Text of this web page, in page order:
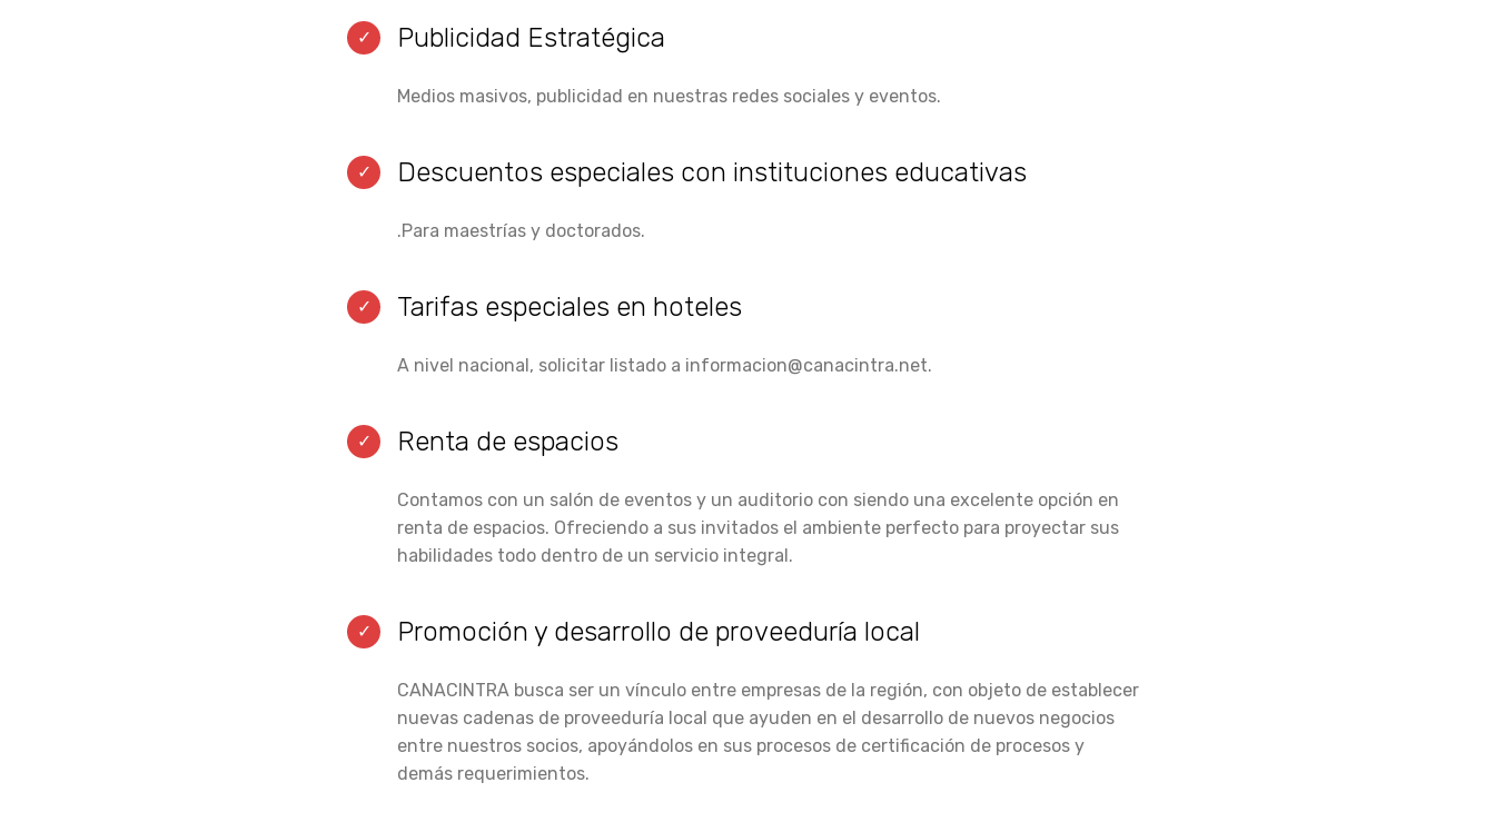
Publicidad Estratégica
Medios masivos, publicidad en nuestras redes sociales y eventos.
Descuentos especiales con instituciones educativas
.Para maestrías y doctorados.
Tarifas especiales en hoteles
A nivel nacional, solicitar listado a informacion@canacintra.net.
Renta de espacios
Contamos con un salón de eventos y un auditorio con siendo una excelente opción en
renta de espacios. Ofreciendo a sus invitados el ambiente perfecto para proyectar sus
habilidades todo dentro de un servicio integral.
Promoción y desarrollo de proveeduría local
CANACINTRA busca ser un vínculo entre empresas de la región, con objeto de establecer
nuevas cadenas de proveeduría local que ayuden en el desarrollo de nuevos negocios
entre nuestros socios, apoyándolos en sus procesos de certificación de procesos y
demás requerimientos.